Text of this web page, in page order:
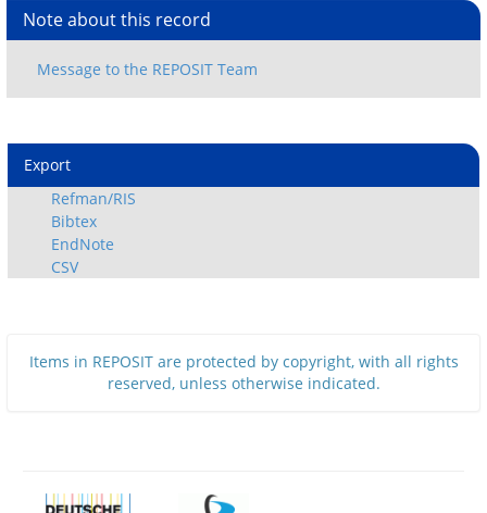
Note about this record
Export
Refman/RIS
Bibtex
EndNote
CSV
Items in REPOSIT are protected by copyright, with all rights
reserved, unless otherwise indicated.